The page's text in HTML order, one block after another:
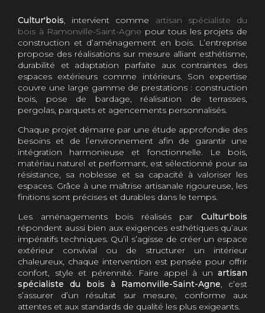
Cultur'bois, intervient comme artisan spécialiste du
bois à Ramonville-Saint-Agne pour tous les projets de
construction et d’aménagement en bois. L’entreprise
propose des réalisations sur mesure alliant esthétisme,
durabilité et adaptation parfaite aux contraintes des
espaces extérieurs comme intérieurs. Son expertise
couvre une large gamme de prestations : construction
bois, pose de bardage, réalisation de terrasses,
pergolas, parquets et agencements personnalisés.
Chaque projet démarre par une étude approfondie des
besoins et de l’environnement afin de garantir une
intégration harmonieuse et fonctionnelle. Le bois,
matériau naturel et performant, est sélectionné pour sa
résistance, sa noblesse et sa capacité à valoriser les
espaces. Grâce à une maîtrise artisanale rigoureuse, les
finitions sont précises et durables dans le temps.
Les aménagements bois réalisés par Cultur'bois
répondent aussi bien aux exigences esthétiques qu’aux
impératifs techniques. Qu’il s’agisse de créer un espace
extérieur convivial ou de structurer un intérieur
chaleureux, chaque intervention est pensée pour offrir
confort, style et pérennité. Faire appel à un artisan
spécialiste du bois à Ramonville-Saint-Agne, c’est
s’assurer d’un résultat sur mesure, conforme aux
attentes et aux standards de qualité les plus exigeants.